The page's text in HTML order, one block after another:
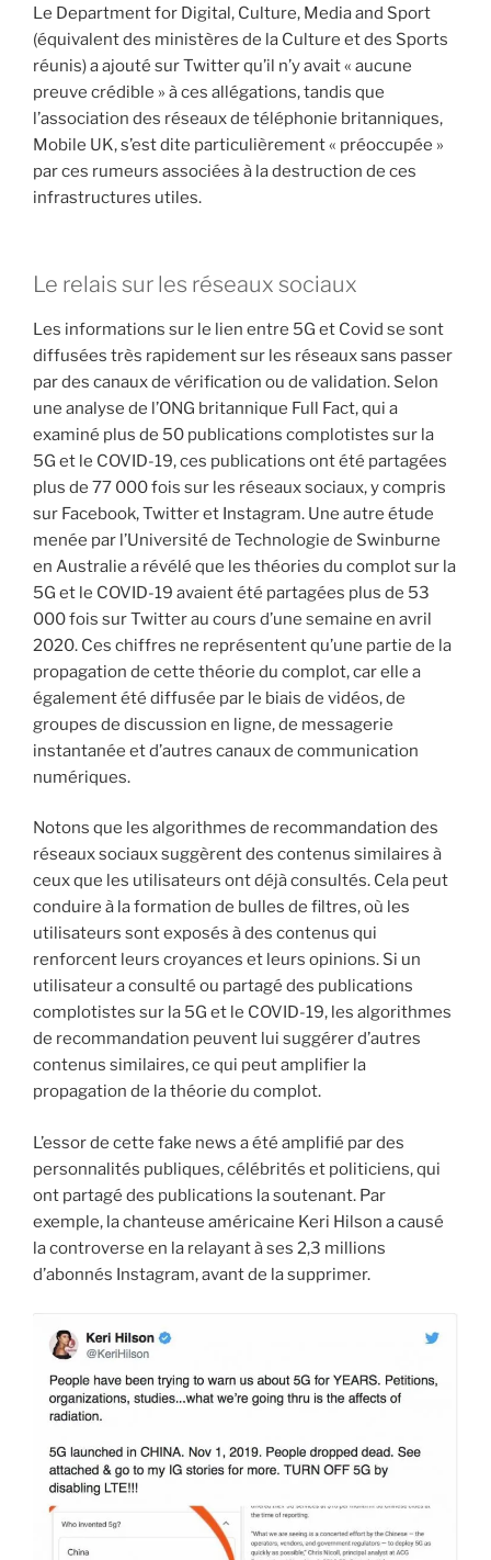
Le Department for Digital, Culture, Media and Sport
(équivalent des ministères de la Culture et des Sports
réunis) a ajouté sur Twitter qu’il n’y avait « aucune
preuve crédible » à ces allégations, tandis que
l’association des réseaux de téléphonie britanniques,
Mobile UK, s’est dite particulièrement « préoccupée »
par ces rumeurs associées à la destruction de ces
infrastructures utiles.
Le relais sur les réseaux sociaux
Les informations sur le lien entre 5G et Covid se sont
diffusées très rapidement sur les réseaux sans passer
par des canaux de vérification ou de validation. Selon
une analyse de l’ONG britannique Full Fact, qui a
examiné plus de 50 publications complotistes sur la
5G et le COVID-19, ces publications ont été partagées
plus de 77 000 fois sur les réseaux sociaux, y compris
sur Facebook, Twitter et Instagram. Une autre étude
menée par l’Université de Technologie de Swinburne
en Australie a révélé que les théories du complot sur la
5G et le COVID-19 avaient été partagées plus de 53
000 fois sur Twitter au cours d’une semaine en avril
2020. Ces chiffres ne représentent qu’une partie de la
propagation de cette théorie du complot, car elle a
également été diffusée par le biais de vidéos, de
groupes de discussion en ligne, de messagerie
instantanée et d’autres canaux de communication
numériques.
Notons que les algorithmes de recommandation des
réseaux sociaux suggèrent des contenus similaires à
ceux que les utilisateurs ont déjà consultés. Cela peut
conduire à la formation de bulles de filtres, où les
utilisateurs sont exposés à des contenus qui
renforcent leurs croyances et leurs opinions. Si un
utilisateur a consulté ou partagé des publications
complotistes sur la 5G et le COVID-19, les algorithmes
de recommandation peuvent lui suggérer d’autres
contenus similaires, ce qui peut amplifier la
propagation de la théorie du complot.
L’essor de cette fake news a été amplifié par des
personnalités publiques, célébrités et politiciens, qui
ont partagé des publications la soutenant. Par
exemple, la chanteuse américaine Keri Hilson a causé
la controverse en la relayant à ses 2,3 millions
d’abonnés Instagram, avant de la supprimer.